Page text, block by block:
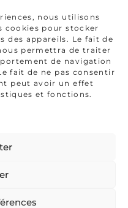
nous utilisons
cookies pour stocker
des appareils. Le fait de
permettra de traiter
de navigation
fait de ne pas consentir
peut avoir un effet
et fonctions.